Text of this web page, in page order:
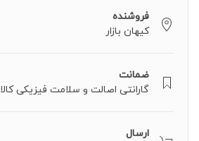
فروشنده
کیهان بازار
ضمانت
گارانتی اصالت و سلامت فیزیکی کالا
ارسال